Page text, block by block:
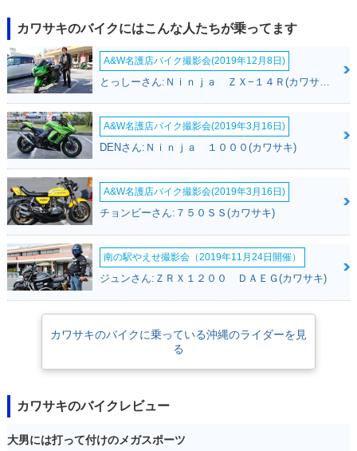
カワサキのバイクにはこんな人たちが乗ってます
A&W名護店バイク撮影会(2019年12月8日)
A&W名護店バイク撮影会(2019年3月16日)
DENさん:Ｎｉｎｊａ １０００(カワサキ)
A&W名護店バイク撮影会(2019年3月16日)
チョンビーさん:７５０ＳＳ(カワサキ)
南の駅やえせ撮影会（2019年11月24日開催）
ジュンさん:ＺＲＸ１２００ ＤＡＥＧ(カワサキ)
カワサキのバイクに乗っている沖縄のライダーを見
る
カワサキのバイクレビュー
大男には打って付けのメガスポーツ